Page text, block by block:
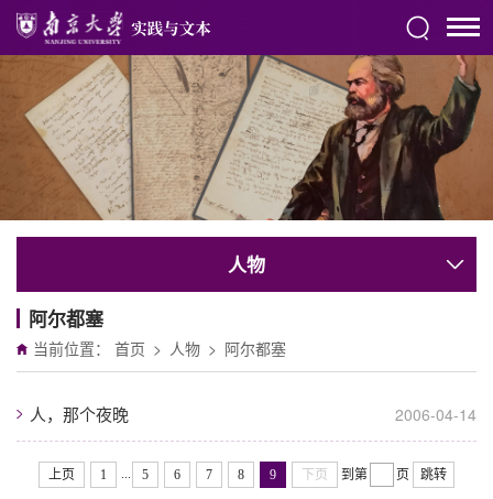
人物
阿尔都塞
当前位置： 首页 > 人物 > 阿尔都塞
人，那个夜晚 2006-04-14
上页 1 ... 5 6 7 8 9 下页 到第 页 跳转